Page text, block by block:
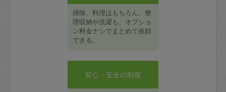
掃除、料理はもちろん、整
理収納や洗濯も、オプショ
ン料金ナシでまとめて依頼
できる。
安心・安全の制度